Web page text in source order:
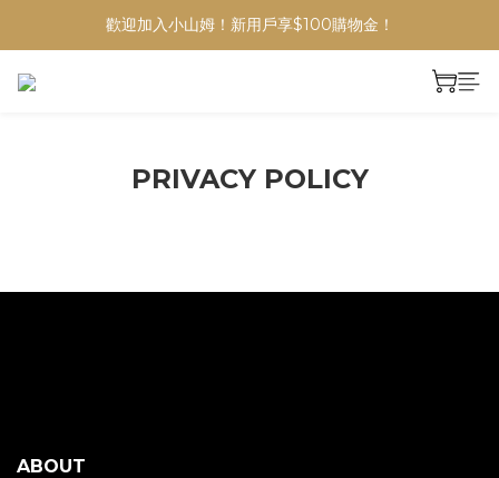
歡迎加入小山姆！新用戶享$100購物金！
PRIVACY POLICY
ABOUT